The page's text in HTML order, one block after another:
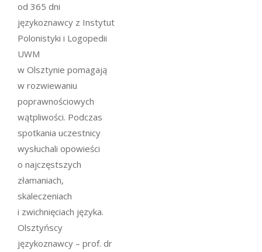
od 365 dni
językoznawcy z Instytut
Polonistyki i Logopedii
UWM
w Olsztynie pomagają
w rozwiewaniu
poprawnościowych
wątpliwości. Podczas
spotkania uczestnicy
wysłuchali opowieści
o najczęstszych
złamaniach,
skaleczeniach
i zwichnięciach języka.
Olsztyńscy
językoznawcy – prof. dr